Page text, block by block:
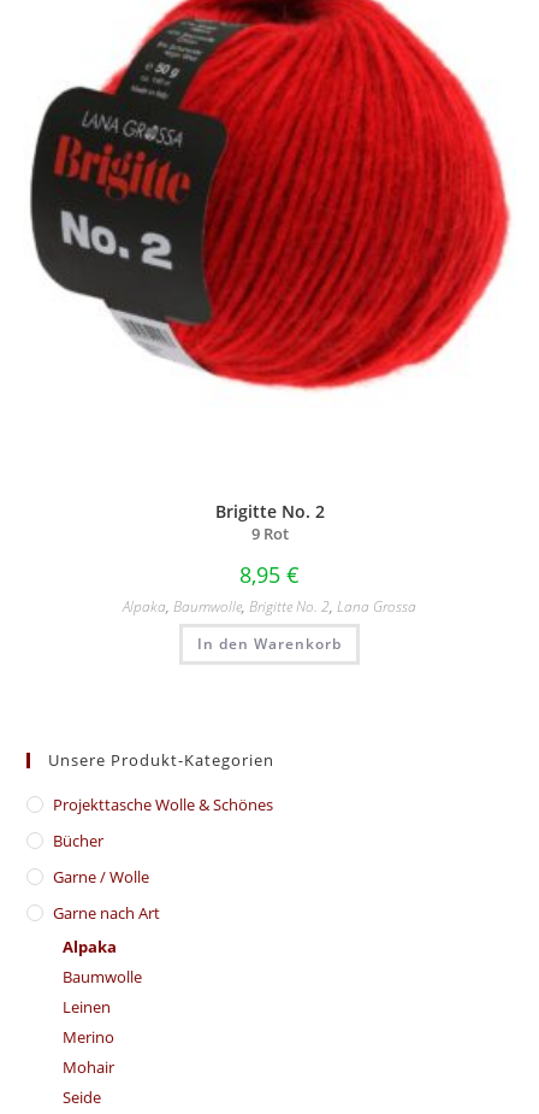
Brigitte No. 2
9 Rot
8,95 €
Alpaka, Baumwolle, Brigitte No. 2, Lana Grossa
In den Warenkorb
Unsere Produkt-Kategorien
​Projekttasche Wolle & Schönes
Bücher
Garne / Wolle
Garne nach Art
Alpaka
Baumwolle
Leinen
Merino
Mohair
Seide